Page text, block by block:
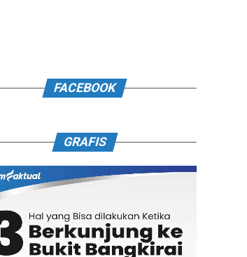
FACEBOOK
GRAFIS